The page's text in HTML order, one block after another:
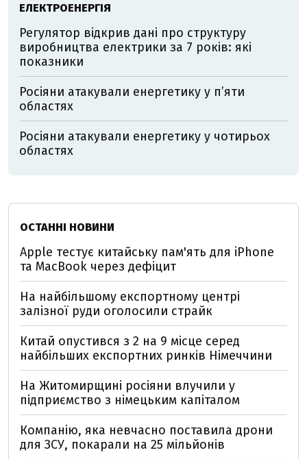
ЕЛЕКТРОЕНЕРГІЯ
Регулятор відкрив дані про структуру
виробництва електрики за 7 років: які
показники
Росіяни атакували енергетику у пʼяти
областях
Росіяни атакували енергетику у чотирьох
областях
ОСТАННІ НОВИНИ
Apple тестує китайську пам'ять для iPhone
та MacBook через дефіцит
На найбільшому експортному центрі
залізної руди оголосили страйк
Китай опустився з 2 на 9 місце серед
найбільших експортних ринків Німеччини
На Житомирщині росіяни влучили у
підприємство з німецьким капіталом
Компанію, яка невчасно поставила дрони
для ЗСУ, покарали на 25 мільйонів